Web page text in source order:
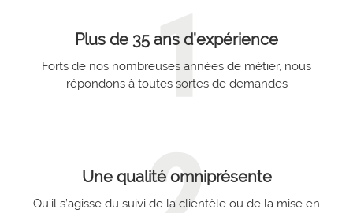
Plus de 35 ans d’expérience
Forts de nos nombreuses années de métier, nous
répondons à toutes sortes de demandes
Une qualité omniprésente
Qu’il s’agisse du suivi de la clientèle ou de la mise en